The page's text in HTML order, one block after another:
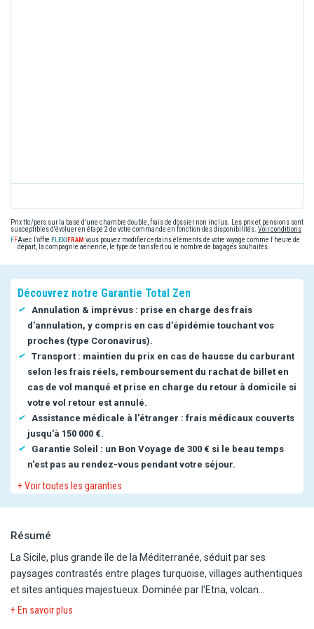
Prix ttc/pers sur la base d'une chambre double, frais de dossier non inclus. Les prix et pensions sont
susceptibles d'évoluer en étape 2 de votre commande en fonction des disponibilités. Voir conditions
Avec l'offre
vous pouvez modifier certains éléments de votre voyage comme l'heure de
départ, la compagnie aérienne, le type de transfert ou le nombre de bagages souhaités.
Découvrez notre Garantie Total Zen
Annulation & imprévus : prise en charge des frais
d'annulation, y compris en cas d'épidémie touchant vos
proches (type Coronavirus).
Transport : maintien du prix en cas de hausse du carburant
selon les frais réels, remboursement du rachat de billet en
cas de vol manqué et prise en charge du retour à domicile si
votre vol retour est annulé.
Assistance médicale à l'étranger : frais médicaux couverts
jusqu'à 150 000 €.
Garantie Soleil : un Bon Voyage de 300 € si le beau temps
n'est pas au rendez-vous pendant votre séjour.
+ Voir toutes les garanties
Résumé
La Sicile, plus grande île de la Méditerranée, séduit par ses
paysages contrastés entre plages turquoise, villages authentiques
et sites antiques majestueux. Dominée par l'Etna, volcan
emblématique, elle offre une richesse culturelle unique héritée
+ En savoir plus